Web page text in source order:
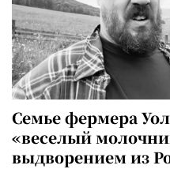
Семье фермера
«веселый
выдворением из